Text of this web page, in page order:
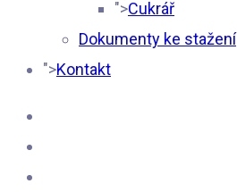
">Cukrář
Dokumenty ke stažení
">Kontakt